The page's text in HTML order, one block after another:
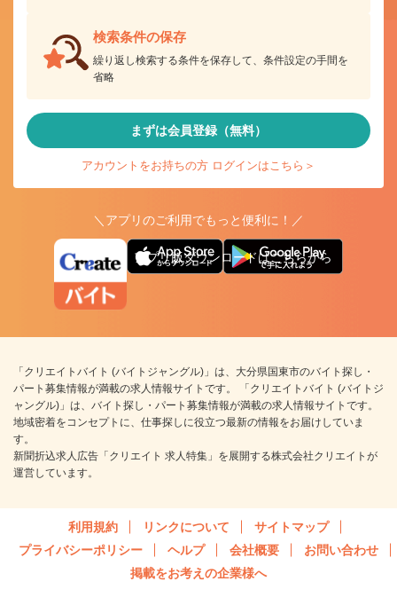
検索条件の保存
繰り返し検索する条件を保存して、条件設定の手間を
省略
まずは会員登録（無料）
アカウントをお持ちの方 ログインはこちら＞
＼アプリのご利用でもっと便利に！／
アプリ版ダウンロードはこちらから
「クリエイトバイト (バイトジャングル)」は、大分県国東市のバイト探し・
パート募集情報が満載の求人情報サイトです。 「クリエイトバイト (バイトジ
ャングル)」は、バイト探し・パート募集情報が満載の求人情報サイトです。
地域密着をコンセプトに、仕事探しに役立つ最新の情報をお届けしていま
す。
新聞折込求人広告「クリエイト 求人特集」を展開する株式会社クリエイトが
運営しています。
利用規約 リンクについて
サイトマップ
プライバシーポリシー
ヘルプ 会社概要
お問い合わせ
掲載をお考えの企業様へ